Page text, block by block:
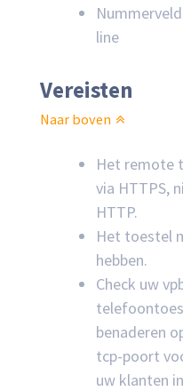
line
Vereisten
Naar boven
Het remote
via HTTPS,
HTTP.
Het toestel
hebben.
Check uw
benaderen
tcp-poort
uw klanten